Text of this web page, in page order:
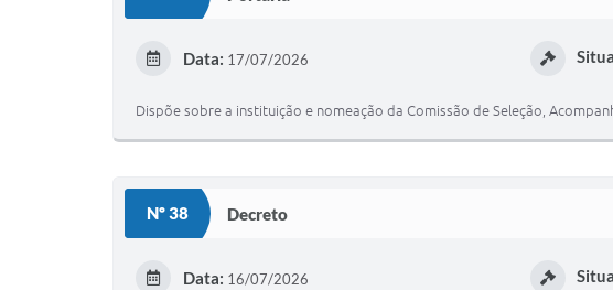
Data: 17/07/2026
Dispõe sobre a instituição e nomeação da Comissão de Seleção,
Nº 38 Decreto
Data: 16/07/2026